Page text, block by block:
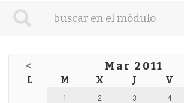
< Mar 2011
L M X J V
1 2 3 4